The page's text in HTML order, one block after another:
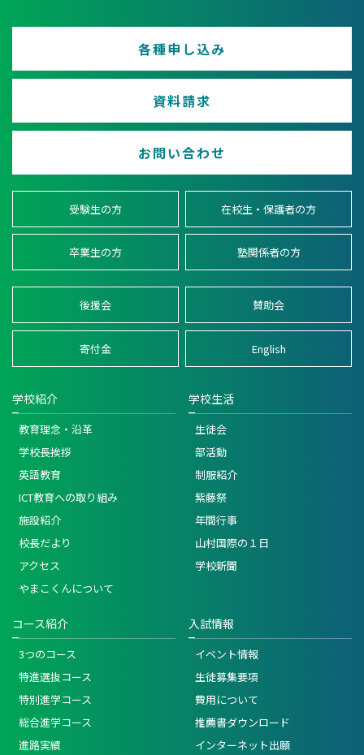
各種申し込み
資料請求
お問い合わせ
受験生の方 在校生・保護者の方
卒業生の方 塾関係者の方
後援会 賛助会
寄付金 English
学校紹介
教育理念・沿革
学校長挨拶
英語教育
ICT教育への取り組み
施設紹介
校長だより
アクセス
やまこくんについて
学校生活
生徒会
部活動
制服紹介
紫藤祭
年間行事
山村国際の１日
学校新聞
コース紹介
3つのコース
特進選抜コース
特別進学コース
総合進学コース
進路実績
入試情報
イベント情報
生徒募集要項
費用について
推薦書ダウンロード
インターネット出願